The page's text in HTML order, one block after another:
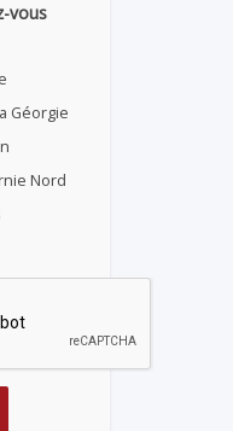
vous
Géorgie
Nord